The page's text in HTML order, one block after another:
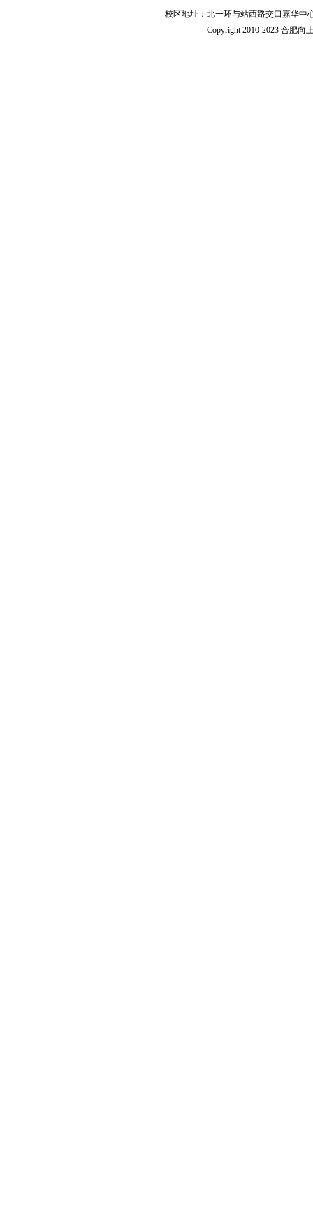
校区地址：北一环与站西路交口嘉华
Copyright 2010-2023 合肥向